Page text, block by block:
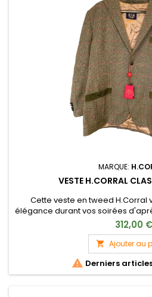
MARQUE:
VESTE H.CORRAL
Cette veste en tweed H.Corral
élégance durant vos soirées
plus 312,00 €
 Ajouter au
 Derniers